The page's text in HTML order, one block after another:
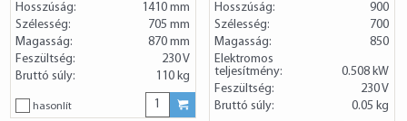
Hosszúság:
1410 mm
Szélesség:
705 mm
Magasság:
870 mm
Feszültség:
230 V
Bruttó súly:
110 kg
hasonlít
Hosszúság:
900
Szélesség:
700
Magasság:
850
Elektromos
teljesítmény:
0.508 kW
Feszültség:
230 V
Bruttó súly:
0.05 kg